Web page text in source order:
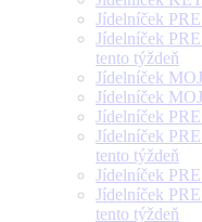
Jídelníček
Jídelníček
tento týždeň
Jídelníček
Jídelníček
Jídelníček
Jídelníček
tento týždeň
Jídelníček
Jídelníček
tento týždeň